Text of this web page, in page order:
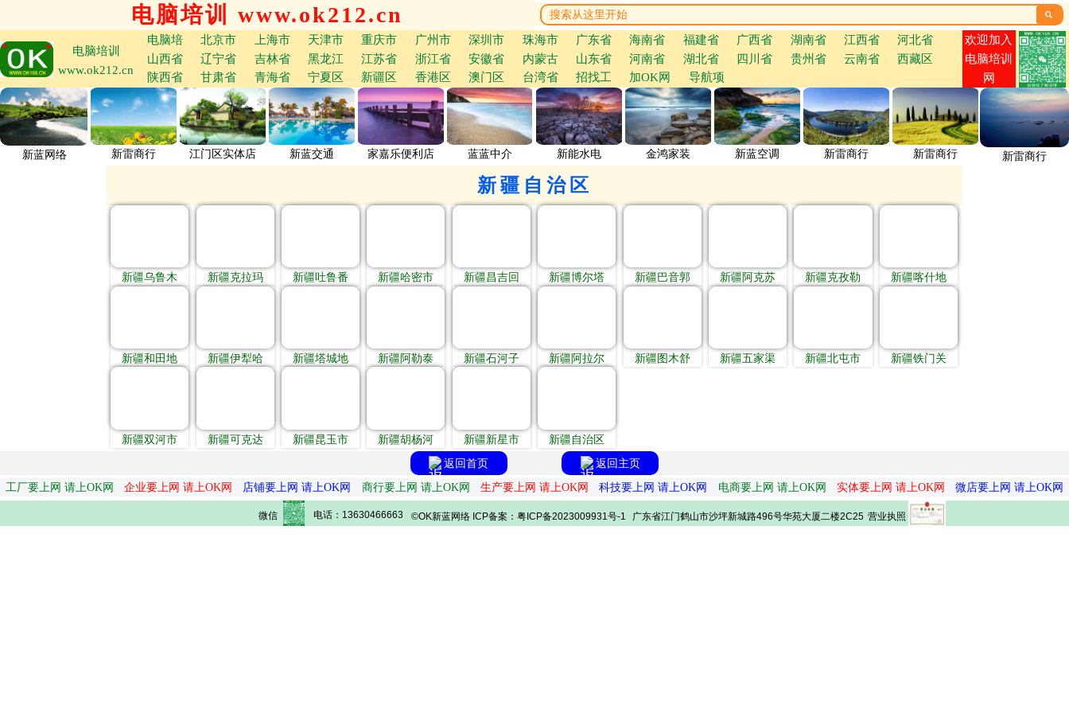
电脑培训 www.ok212.cn 
电脑培训
www.ok212.cn
电脑培 北京市 上海市 天津市 重庆市 广州市 深圳市 珠海市 广东省 海南省 福建省 广西省 湖南省 江西省
河北省
山西省
辽宁省 吉林省 黑龙江 江苏省 浙江省 安徽省 内蒙古 山东省 河南省 湖北省 四川省 贵州省 云南省
西藏区
陕西省
甘肃省 青海省 宁夏区 新疆区 香港区 澳门区 台湾省 招找工 加OK网 导航项
欢迎加入
电脑培训
网
新蓝网络 新雷商行 江门区实体店 新蓝交通 家嘉乐便利店 蓝蓝中介 新能水电 金鸿家装 新蓝空调 新雷商行 新雷商行 新雷商行
新疆自治区
新疆乌鲁木 新疆克拉玛 新疆吐鲁番 新疆哈密市 新疆昌吉回 新疆博尔塔 新疆巴音郭 新疆阿克苏 新疆克孜勒 新疆喀什地
新疆和田地 新疆伊犁哈 新疆塔城地 新疆阿勒泰 新疆石河子 新疆阿拉尔 新疆图木舒 新疆五家渠 新疆北屯市 新疆铁门关
新疆双河市 新疆可克达 新疆昆玉市 新疆胡杨河 新疆新星市
新疆自治区
返回首页
返回主页
工厂要上网 请上OK网
企业要上网 请上OK网 店铺要上网 请上OK网 商行要上网 请上OK网 生产要上网 请上OK网 科技要上网 请上OK网 电商要上网 请上OK网 实体要上网 请上OK网 微店要上网 请上OK网
微信 电话：13630466663 ©OK新蓝网络 ICP备案：粤ICP备2023009931号-1 广东省江门鹤山市沙坪新城路496号华苑大厦二楼2C25 营业执照